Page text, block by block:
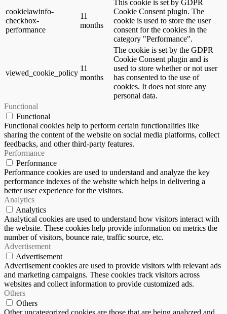
cookielawinfo-
checkbox-
performance
11
months
This cookie is set by GDPR
Cookie Consent plugin. The
cookie is used to store the user
consent for the cookies in the
category "Performance".
viewed_cookie_policy
11
months
The cookie is set by the GDPR
Cookie Consent plugin and is
used to store whether or not user
has consented to the use of
cookies. It does not store any
personal data.
Functional
Functional
Functional cookies help to perform certain functionalities like
sharing the content of the website on social media platforms, collect
feedbacks, and other third-party features.
Performance
Performance
Performance cookies are used to understand and analyze the key
performance indexes of the website which helps in delivering a
better user experience for the visitors.
Analytics
Analytics
Analytical cookies are used to understand how visitors interact with
the website. These cookies help provide information on metrics the
number of visitors, bounce rate, traffic source, etc.
Advertisement
Advertisement
Advertisement cookies are used to provide visitors with relevant ads
and marketing campaigns. These cookies track visitors across
websites and collect information to provide customized ads.
Others
Others